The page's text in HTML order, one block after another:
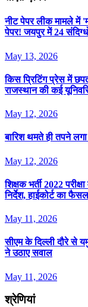
नीट पेपर लीक मामले में
पेपर! जयपुर में 24
May 13, 2026
किस प्रिटिंग प्रेस में
राजस्थान की कई
May 12, 2026
बार‍िश थमते ही तपने
May 12, 2026
श‍िक्षक भर्ती 2022
न‍िर्देश, हाईकोर्ट का
May 11, 2026
सीएम के दिल्ली दौरे से
ने उठाए सवाल
May 11, 2026
श्रेणियां